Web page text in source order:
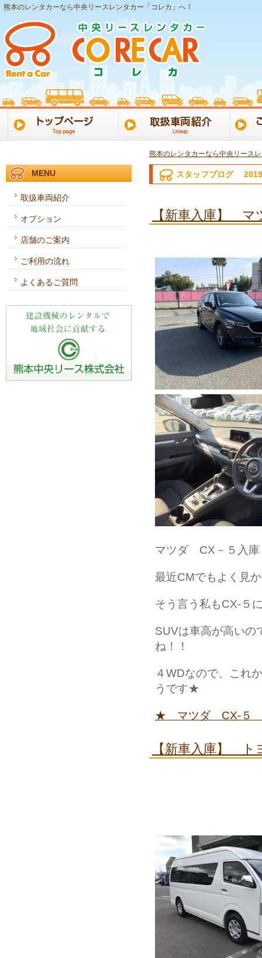
熊本のレンタカーなら中央リースレンタカー「コレカ」へ！
熊本のレンタカーなら中央リース
スタッフブログ 2019
【新車入庫】
マツダ CX－５入庫
最近CMでもよく見
そう言う私もCX-５
SUVは車高が高いの
ね！！
４WDなので、これ
うです★
★ マツダ CX-
【新車入庫】
MENU
取扱車両紹介
オプション
店舗のご案内
ご利用の流れ
よくあるご質問